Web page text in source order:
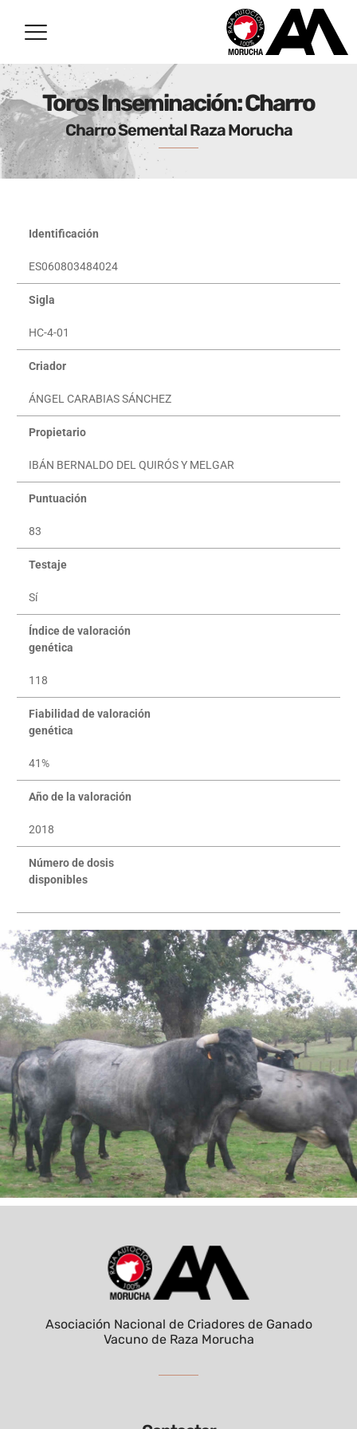
Toros Inseminación: Charro
Charro Semental Raza Morucha
Identificación
ES060803484024
Sigla
HC-4-01
Criador
ÁNGEL CARABIAS SÁNCHEZ
Propietario
IBÁN BERNALDO DEL QUIRÓS Y MELGAR
Puntuación
83
Testaje
Sí
Índicede valoración
genética
118
Fiabilidad de valoración
genética
41%
Año de la valoración
2018
Número de dosis
disponibles
Asociación Nacional de Criadores de Ganado
Vacuno de Raza Morucha